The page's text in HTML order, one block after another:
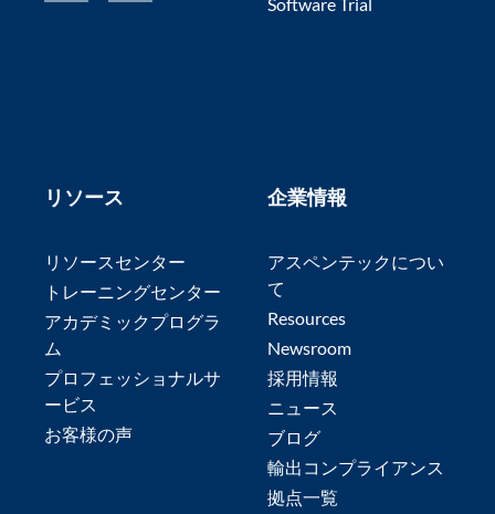
Software Trial
リソース
リソースセンター
トレーニングセンター
アカデミックプログラ
ム
プロフェッショナルサ
ービス
お客様の声
企業情報
アスペンテックについ
て
Resources
Newsroom
採用情報
ニュース
ブログ
輸出コンプライアンス
拠点一覧